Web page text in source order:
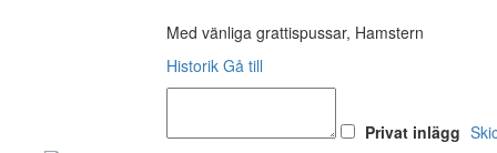
Med vänliga grattispussar, Hamstern
Historik Gå till
Privat inlägg